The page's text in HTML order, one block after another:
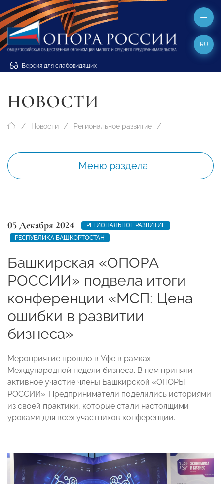
Версия для слабовидящих
RU
НОВОСТИ
Новости Региональное развитие
Меню раздела
05 Декабря 2024
РЕГИОНАЛЬНОЕ РАЗВИТИЕ
РЕСПУБЛИКА БАШКОРТОСТАН
Башкирская «ОПОРА
РОССИИ» подвела итоги
конференции «МСП: Цена
ошибки в развитии
бизнеса»
Мероприятие прошло в Уфе в рамках
Международной недели бизнеса. В нем приняли
активное участие члены Башкирской «ОПОРЫ
РОССИИ». Предприниматели поделились историями
из своей практики, которые стали настоящими
уроками для всех участников конференции.